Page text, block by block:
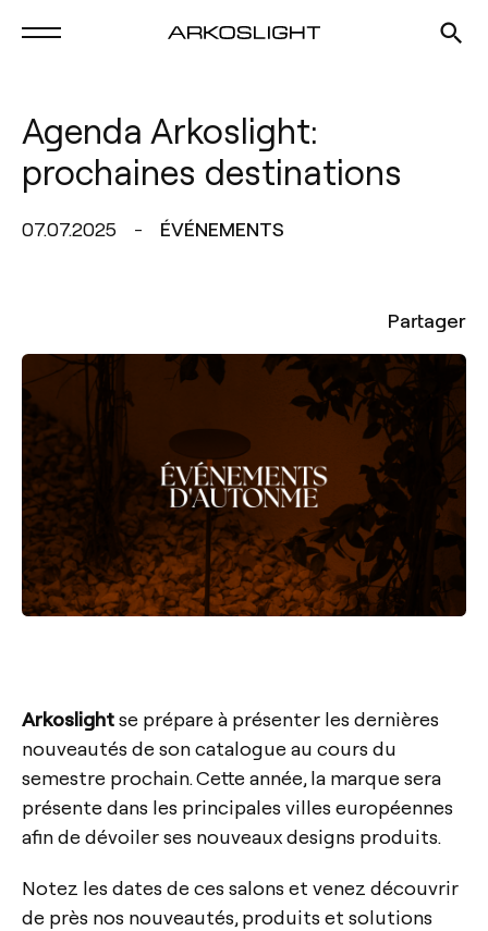
Agenda Arkoslight:
prochaines destinations
07.07.2025 ÉVÉNEMENTS
Partager
Arkoslightse prépare à présenter les dernières
nouveautés de son catalogue au cours du
semestre prochain. Cette année, la marque sera
présente dans les principales villes européennes
afin de dévoiler ses nouveaux designs produits.
Notez les dates de ces salons et venez découvrir
de près nos nouveautés, produits et solutions